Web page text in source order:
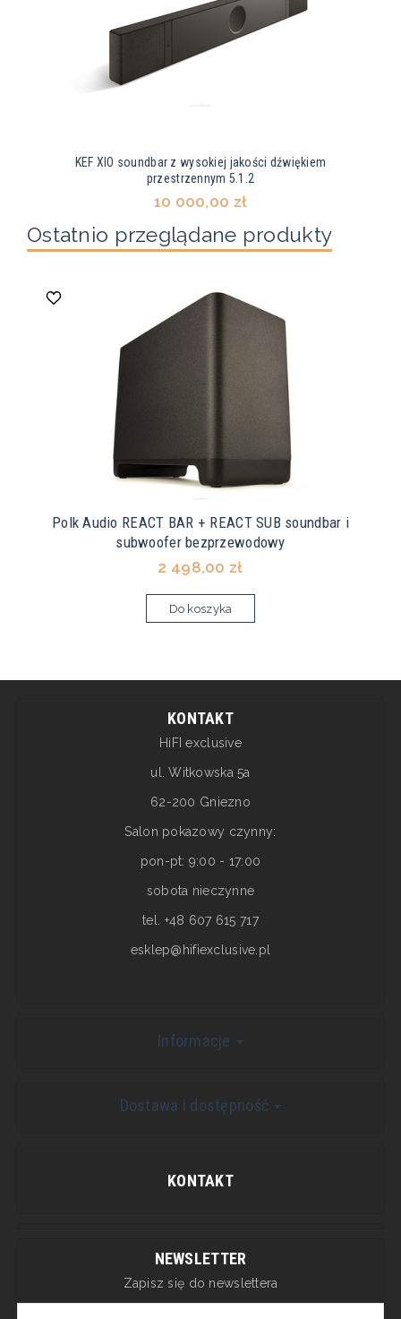
KEF XIO soundbar z wysokiej jakości dźwiękiem
przestrzennym 5.1.2
10 000,00 zł
Ostatnio przeglądane produkty
Polk Audio REACT BAR + REACT SUB soundbar i
subwoofer bezprzewodowy
2 498,00 zł
Do koszyka
KONTAKT
HiFI exclusive
ul. Witkowska 5a
62-200 Gniezno
Salon pokazowy czynny:
pon-pt: 9:00 - 17:00
sobota nieczynne
tel. +48 607 615 717
esklep@hifiexclusive.pl
Informacje
Dostawa i dostępność
KONTAKT
NEWSLETTER
Zapisz się do newslettera